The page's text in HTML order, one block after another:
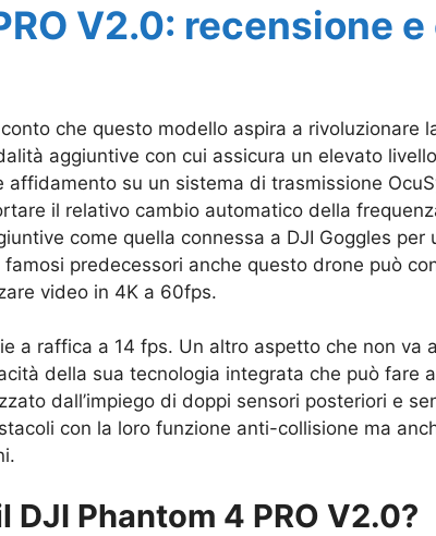
V2.0: recensione
che questo modello aspira a rivoluzionare
aggiuntive con cui assicura un elevato
su un sistema di trasmissione
il relativo cambio automatico della
come quella connessa a DJI Goggles per
predecessori anche questo drone può
video in 4K a 60fps.
a raffica a 14 fps. Un altro aspetto che non va
della sua tecnologia integrata che può fare
dall’impiego di doppi sensori posteriori e
con la loro funzione anti-collisione ma
DJI Phantom 4 PRO V2.0?